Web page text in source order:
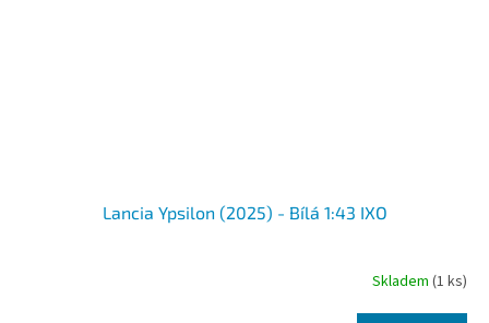
Lancia Ypsilon (2025) - Bílá 1:43 IXO
Skladem (1 ks)